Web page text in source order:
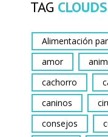
TAG CLOUDS
Alimentación
amor
cachorro
caninos
consejos